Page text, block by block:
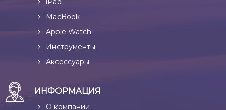
MacBook
Apple Watch
Инструменты
Аксессуары
ИНФОРМАЦИЯ
О компании